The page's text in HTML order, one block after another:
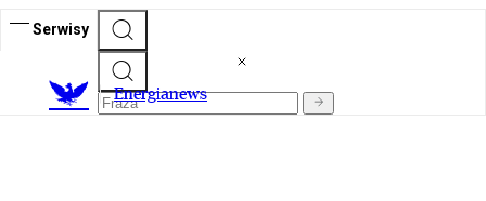
Serwisy
Energianews